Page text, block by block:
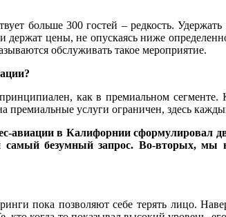
больше 300 гостей – редкость.
цены, не опускаясь ниже
обслуживать такое мероприятие.
как в премиальном сегменте.
премиальные услуги ограничен, здесь
авиации в Калифорнии сформулировал
безумный запрос. Во-вторых, мы
пока позволяют себе терять лицо.